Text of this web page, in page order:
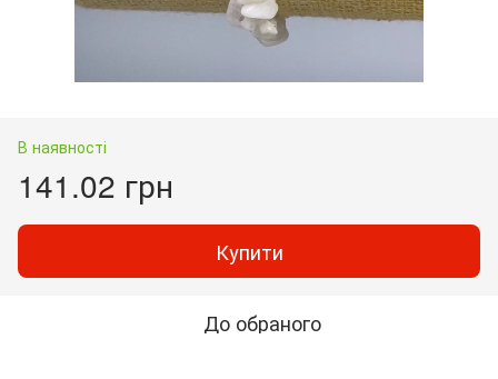
В наявності
141.02 грн
Купити
До обраного